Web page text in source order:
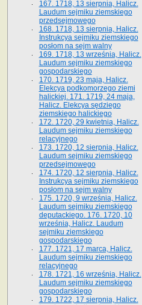
167. 1718, 13 sierpnia, Halicz.
Laudum sejmiku ziemskiego
przedsejmowego
168. 1718, 13 sierpnia, Halicz.
Instrukcya sejmiku ziemskiego
posłom na sejm walny
169. 1718, 13 września, Halicz.
Laudum sejmiku ziemskiego
gospodarskiego
170. 1719, 23 maja, Halicz.
Elekcya podkomorzego ziemi
halickiej. 171. 1719, 24 maja,
Halicz. Elekcya sędziego
ziemskiego halickiego
172. 1720, 29 kwietnia, Halicz.
Laudum sejmiku ziemskiego
relacyjnego
173. 1720, 12 sierpnia, Halicz.
Laudum sejmiku ziemskiego
przedsejmowego
174. 1720, 12 sierpnia, Halicz.
Instrukcya sejmiku ziemskiego
posłom na sejm walny
175. 1720, 9 września, Halicz.
Laudum sejmiku ziemskiego
deputackiego. 176. 1720, 10
września, Halicz. Laudum
sejmiku ziemskiego
gospodarskiego
177. 1721, 17 marca, Halicz.
Laudum sejmiku ziemskiego
relacyjnego
178. 1721, 16 września, Halicz.
Laudum sejmiku ziemskiego
gospodarskiego
179. 1722, 17 sierpnia, Halicz.